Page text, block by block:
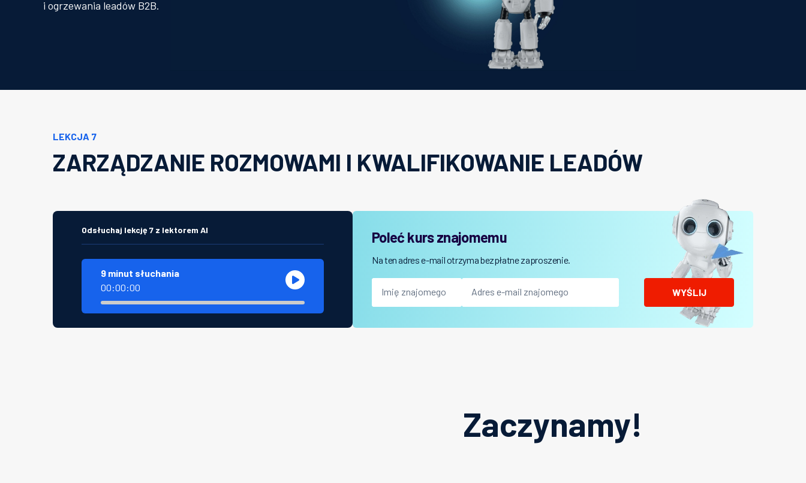
i ogrzewania leadów B2B.
LEKCJA 7
ZARZĄDZANIE ROZMOWAMI I KWALIFIKOWANIE LEADÓW
Odsłuchaj lekcję 7 z lektorem AI
9 minut słuchania
00:00:00
Poleć kurs znajomemu
Na ten adres e-mail otrzyma bezpłatne zaproszenie.
WYŚLIJ
Zaczynamy!